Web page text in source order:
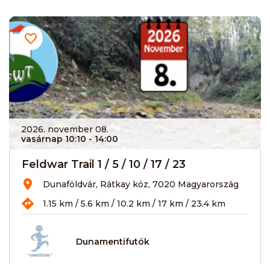
2026. november 08.
vasárnap 10:10 - 14:00
Feldwar Trail 1 / 5 / 10 / 17 / 23
Dunaföldvár, Rátkay köz, 7020 Magyarország
1.15 km / 5.6 km / 10.2 km / 17 km / 23.4 km
Dunamentifutók